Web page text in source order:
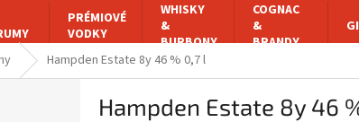
PRÉMIOVÉ
VODKY
WHISKY
&
BURBONY
COGNAC
&
BRANDY
Hampden Estate 8y 46 % 0,7 l
Hampden Estate 8y 46